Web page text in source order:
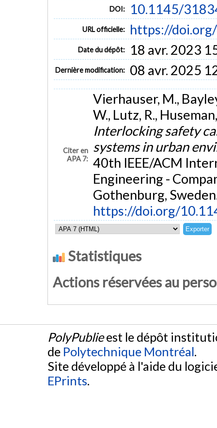
DOI: 10.1145/
URL officielle: https://
Date du dépôt: 18 avr. 2023
Dernière modification: 08 avr. 2025
Citer en
APA 7:
Vierhauser, M.,
W., Lutz, R.,
Interlocking safety
systems in urban
40th IEEE/ACM
Engineering -
Gothenburg,
https://doi.org/
Statistiques
Actions réservées au
PolyPublieest le dépôt
de Polytechnique Montréal.
Site développé à l'aide du
EPrints.